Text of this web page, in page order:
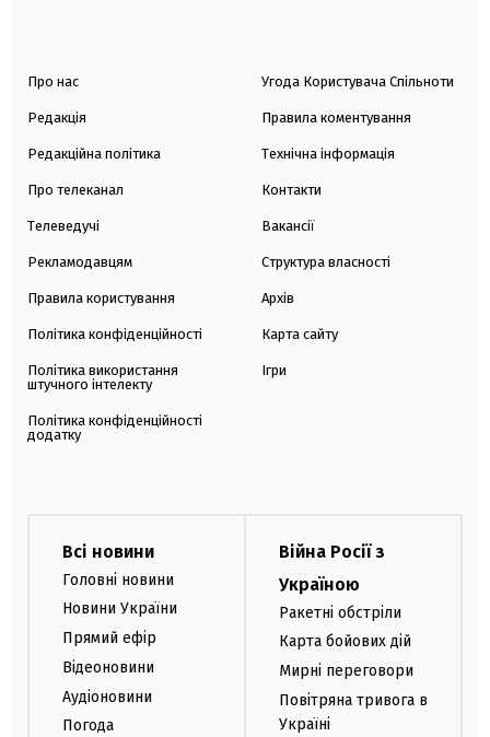
Про нас
Редакція
Редакційна політика
Про телеканал
Телеведучі
Рекламодавцям
Правила користування
Політика конфіденційності
Політика використання
штучного інтелекту
Політика конфіденційності
додатку
Угода Користувача Спільноти
Правила коментування
Технічна інформація
Контакти
Вакансії
Структура власності
Архів
Карта сайту
Ігри
Всі новини
Головні новини
Новини України
Прямий ефір
Відеоновини
Аудіоновини
Погода
Війна Росії з
Україною
Ракетні обстріли
Карта бойових дій
Мирні переговори
Повітряна тривога в
Україні